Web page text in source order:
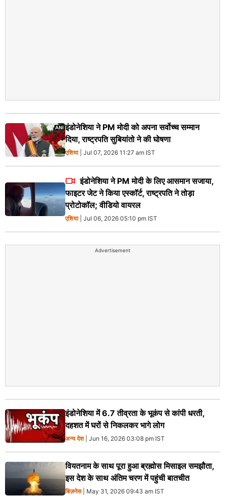
इंडोनेशिया ने PM मोदी को अपना सर्वोच्च सम्मान
दिया, राष्ट्रपति सुबियांतो ने की घोषणा
एशिया| Jul 07, 2026 11:27 am IST
इंडोनेशिया ने PM मोदी के लिए आसमान सजाया,
फाइटर जेट ने किया एस्कॉर्ट, राष्ट्रपति ने तोड़ा
प्रोटोकॉल; वीडियो वायरल
एशिया| Jul 06, 2026 05:10 pm IST
Advertisement
इंडोनेशिया में 6.7 तीव्रता के भूकंप से कांपी धरती,
दहशत में घरों से निकलकर भागे लोग
अन्य देश| Jun 16, 2026 03:08 pm IST
वियतनाम के साथ पूरा हुआ ब्रह्मोस मिसाइल समझौता,
इस देश के साथ अंतिम चरण में पहुंची बातचीत
बिज़नेस| May 31, 2026 09:43 am IST